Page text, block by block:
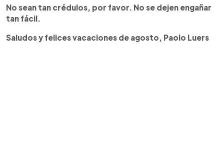
No sean tan crédulos, por favor. No se dejen engañar
tan fácil.
Saludos y felices vacaciones de agosto, Paolo Luers